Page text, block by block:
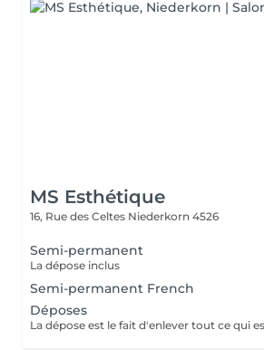
MS Esthétique
16, Rue des Celtes Niederkorn 4526
Semi-permanent
La dépose inclus
Semi-permanent French
Déposes